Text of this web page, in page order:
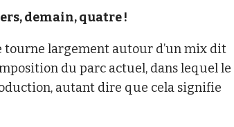
demain, quatre !
largement autour d’un mix dit
du parc actuel, dans lequel le
autant dire que cela signifie